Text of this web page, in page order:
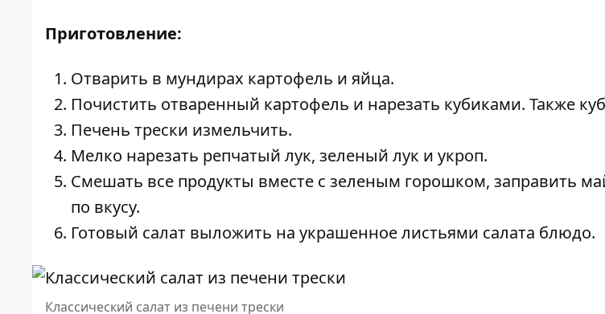
Приготовление:
Отварить в мундирах картофель и яйца.
Почистить отваренный картофель и нарезать кубиками. Также
Печень трески измельчить.
Мелко нарезать репчатый лук, зеленый лук и укроп.
Смешать все продукты вместе с зеленым горошком, заправить
по вкусу.
Готовый салат выложить на украшенное листьями салата блюдо.
Классический салат из печени трески